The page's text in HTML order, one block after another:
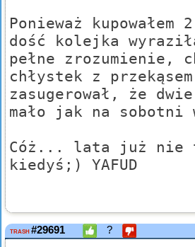
Ponieważ kupowałem
dość kolejka
pełne zrozumienie,
chłystek z przekąsem
zasugerował, że
mało jak na sobotni
Cóż... lata już nie
kiedyś;) YAFUD
TRASH #29691 ?